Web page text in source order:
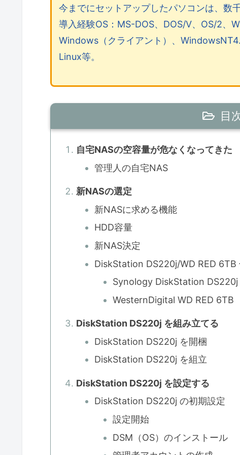
今までにセットアップしたパソコンは、数
導入経験OS：MS-DOS、DOS/V、OS/2、
Windows（クライアント）、
Linux等。
目
自宅NASの空容量が危なくなってきた
管理人の自宅NAS
新NASの選定
新NASに求める機能
HDD容量
新NAS決定
DiskStation DS220j/WD RED 6TB
Synology DiskStation DS220j
WesternDigital WD RED 6TB
DiskStation DS220j を組み立てる
DiskStation DS220j を開梱
DiskStation DS220j を組立
DiskStation DS220j を設定する
DiskStation DS220j の初期設定
設定開始
DSM（OS）のインストール